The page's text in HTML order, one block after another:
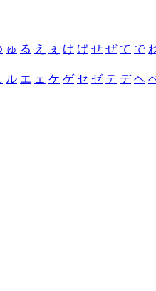
ゅ る え ぇ け げ せ ぜ て で
ル エ ェ ケ ゲ セ ゼ テ デ ヘ